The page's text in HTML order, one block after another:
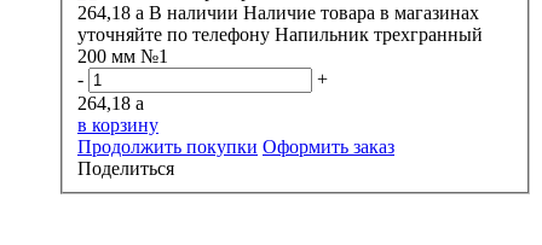
264,18 a В наличии Наличие товара в магазинах
уточняйте по телефону Напильник трехгранный
200 мм №1
-
+
264,18 a
в корзину
Продолжить покупки Оформить заказ
Поделиться